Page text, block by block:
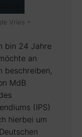
Vries
bin 24 Jahre
an
beschreiben,
MdB
(IPS)
hierbei um